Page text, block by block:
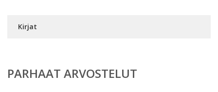
Kirjat
PARHAAT ARVOSTELUT